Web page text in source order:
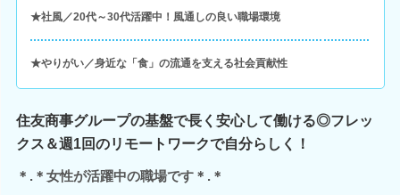
★社風／20代～30代活躍中！風通しの良い職場環境
★やりがい／身近な「食」の流通を支える社会貢献性
住友商事グループの基盤で長く安心して働ける◎フレッ
クス＆週1回のリモートワークで自分らしく！
＊.＊女性が活躍中の職場です＊.＊